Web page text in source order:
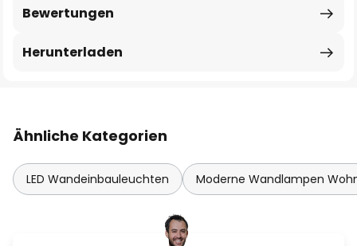
Bewertungen
Herunterladen
Ähnliche Kategorien
LED Wandeinbauleuchten Moderne Wandlampen